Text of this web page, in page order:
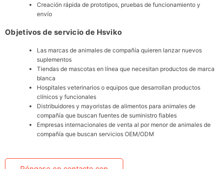
Creación rápida de prototipos, pruebas de funcionamiento y
envío
Objetivos de servicio de Hsviko
Las marcas de animales de compañía quieren lanzar nuevos
suplementos
Tiendas de mascotas en línea que necesitan productos de marca
blanca
Hospitales veterinarios o equipos que desarrollan productos
clínicos y funcionales
Distribuidores y mayoristas de alimentos para animales de
compañía que buscan fuentes de suministro fiables
Empresas internacionales de venta al por menor de animales de
compañía que buscan servicios OEM/ODM